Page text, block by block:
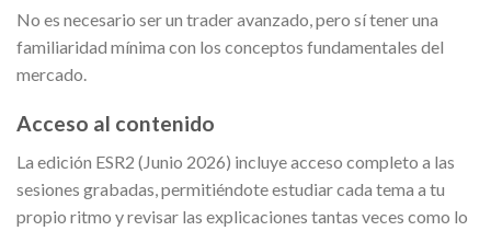
No es necesario ser un trader avanzado, pero sí tener una
familiaridad mínima con los conceptos fundamentales del
mercado.
Acceso al contenido
La edición ESR2 (Junio 2026) incluye acceso completo a las
sesiones grabadas, permitiéndote estudiar cada tema a tu
propio ritmo y revisar las explicaciones tantas veces como lo